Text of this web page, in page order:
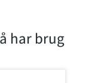
har brug